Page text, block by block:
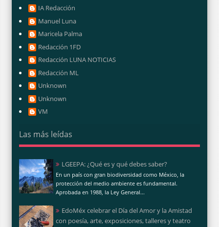
IA Redacción
Manuel Luna
Maricela Palma
Redacción 1FD
Redacción LUNA NOTICIAS
Redacción ML
Unknown
Unknown
VM
Las más leídas
LGEEPA: ¿Qué es y qué debes saber?
En un país con gran biodiversidad como México, la
protección del medio ambiente es fundamental.
Aprobada en 1988, la Ley General...
EdoMéx celebrar el Día del Amor y la Amistad
con poesía, arte, exposiciones, talleres y teatro